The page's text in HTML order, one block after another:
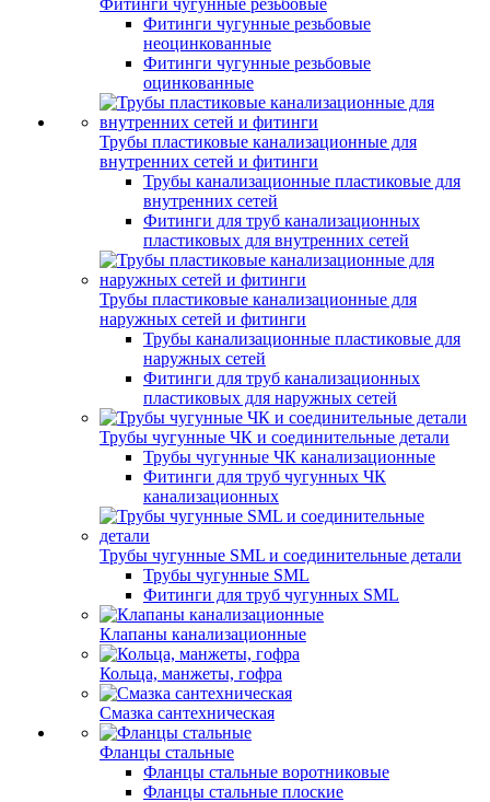
Фитинги чугунные резьбовые
Фитинги чугунные резьбовые
неоцинкованные
Фитинги чугунные резьбовые
оцинкованные
Трубы пластиковые канализационные для
внутренних сетей и фитинги
Трубы канализационные пластиковые для
внутренних сетей
Фитинги для труб канализационных
пластиковых для внутренних сетей
Трубы пластиковые канализационные для
наружных сетей и фитинги
Трубы канализационные пластиковые для
наружных сетей
Фитинги для труб канализационных
пластиковых для наружных сетей
Трубы чугунные ЧК и соединительные детали
Трубы чугунные ЧК канализационные
Фитинги для труб чугунных ЧК
канализационных
Трубы чугунные SML и соединительные детали
Трубы чугунные SML
Фитинги для труб чугунных SML
Клапаны канализационные
Кольца, манжеты, гофра
Смазка сантехническая
Фланцы стальные
Фланцы стальные воротниковые
Фланцы стальные плоские